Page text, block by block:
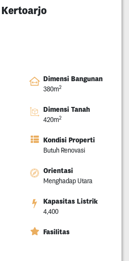
Kertoarjo
Dimensi Bangunan
380m2
Dimensi Tanah
420m2
Kondisi Properti
Butuh Renovasi
Orientasi
Menghadap Utara
Kapasitas Listrik
4,400
Fasilitas